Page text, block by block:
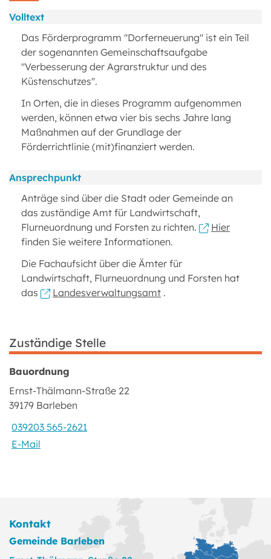
Volltext
Das Förderprogramm "Dorferneuerung" ist ein Teil
der sogenannten Gemeinschaftsaufgabe
"Verbesserung der Agrarstruktur und des
Küstenschutzes".
In Orten, die in dieses Programm aufgenommen
werden, können etwa vier bis sechs Jahre lang
Maßnahmen auf der Grundlage der
Förderrichtlinie (mit)finanziert werden.
Ansprechpunkt
Anträge sind über die Stadt oder Gemeinde an
das zuständige Amt für Landwirtschaft,
Flurneuordnung und Forsten zu richten.
Hier
finden Sie weitere Informationen.
Die Fachaufsicht über die Ämter für
Landwirtschaft, Flurneuordnung und Forsten hat
das
Landesverwaltungsamt .
Zuständige Stelle
Bauordnung
Ernst-Thälmann-Straße 22
39179 Barleben
039203 565-2621
E-Mail
Kontakt
Gemeinde Barleben